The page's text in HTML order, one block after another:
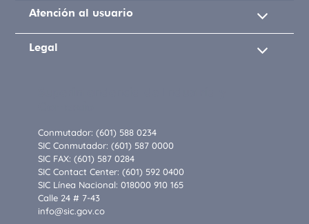
Atención al usuario
Legal
Conmutador: (601) 588 0234
SIC Conmutador: (601) 587 0000
SIC FAX: (601) 587 0284
SIC Contact Center: (601) 592 0400
SIC Línea Nacional: 018000 910 165
Calle 24 # 7-43
info@sic.gov.co